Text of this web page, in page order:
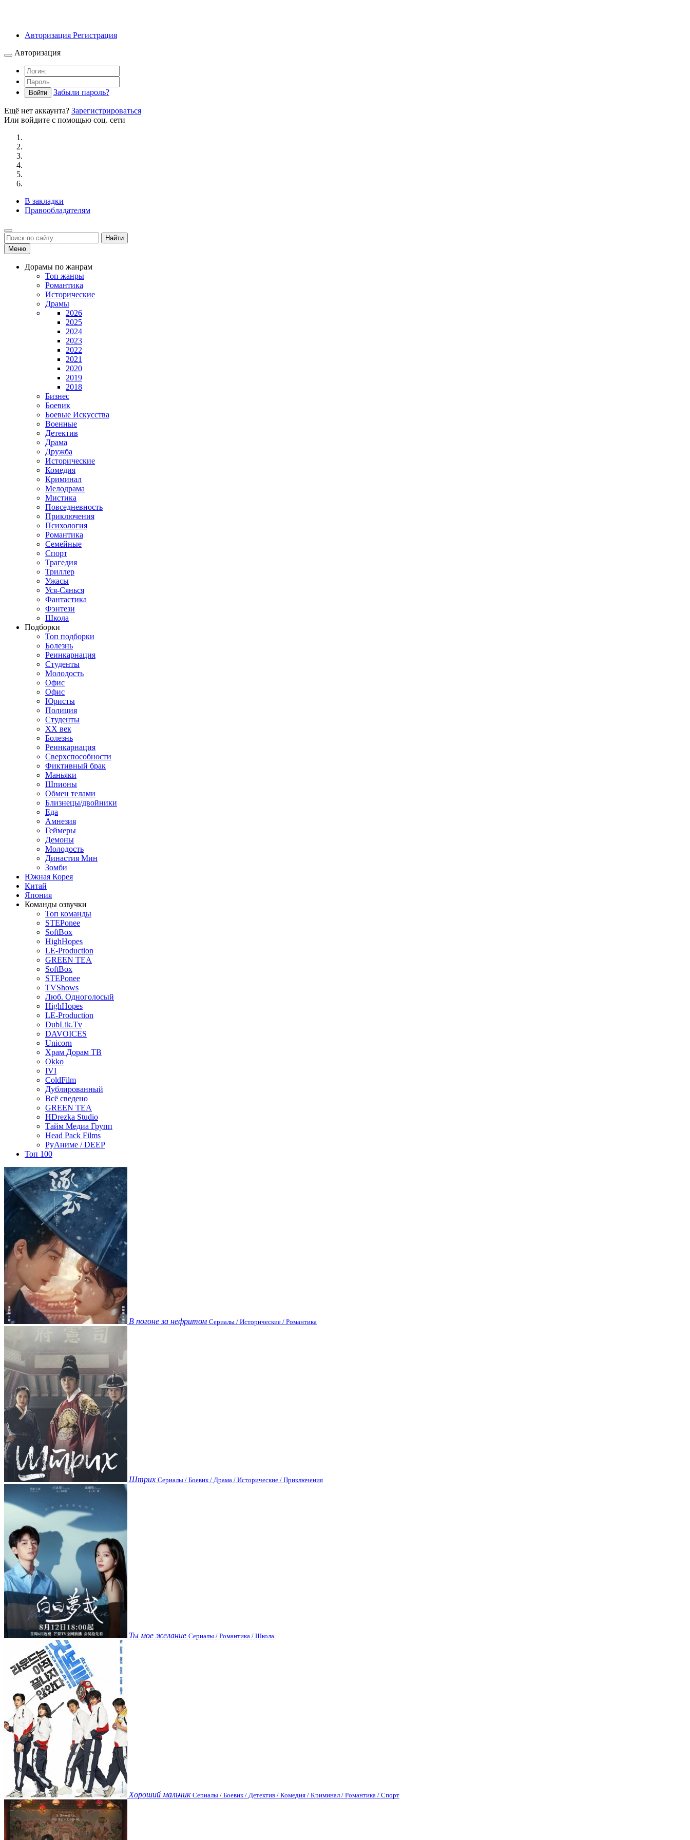
Авторизация Регистрация
Авторизация
Войти Забыли пароль?
Ещё нет аккаунта? Зарегистрироваться
Или войдите с помощью соц. сети
В закладки
Правообладателям
Найти
Меню
Дорамы по жанрам
Топ жанры
Романтика
Исторические
Драмы
2026
2025
2024
2023
2022
2021
2020
2019
2018
Бизнес
Боевик
Боевые Искусства
Военные
Детектив
Драма
Дружба
Исторические
Комедия
Криминал
Мелодрама
Мистика
Повседневность
Приключения
Психология
Романтика
Семейные
Спорт
Трагедия
Триллер
Ужасы
Уся-Сянься
Фантастика
Фэнтези
Школа
Подборки
Топ подборки
Болезнь
Реинкарнация
Студенты
Молодость
Офис
Офис
Юристы
Полиция
Студенты
ХХ век
Болезнь
Реинкарнация
Сверхспособности
Фиктивный брак
Маньяки
Шпионы
Обмен телами
Близнецы/двойники
Еда
Амнезия
Геймеры
Демоны
Молодость
Династия Мин
Зомби
Южная Корея
Китай
Япония
Команды озвучки
Топ команды
STEPonee
SoftBox
HighHopes
LE-Production
GREEN TEA
SoftBox
STEPonee
TVShows
Люб. Одноголосый
HighHopes
LE-Production
DubLik.Tv
DAVOICES
Unicorn
Храм Дорам ТВ
Okko
IVI
ColdFilm
Дублированный
Всё сведено
GREEN TEA
HDrezka Studio
Тайм Медиа Групп
Head Pack Films
РуАниме / DEEP
Топ 100
В погоне за нефритом Сериалы / Исторические / Романтика
Штрих Сериалы / Боевик / Драма / Исторические / Приключения
Ты мое желание Сериалы / Романтика / Школа
Хороший мальчик Сериалы / Боевик / Детектив / Комедия / Криминал / Романтика / Спорт